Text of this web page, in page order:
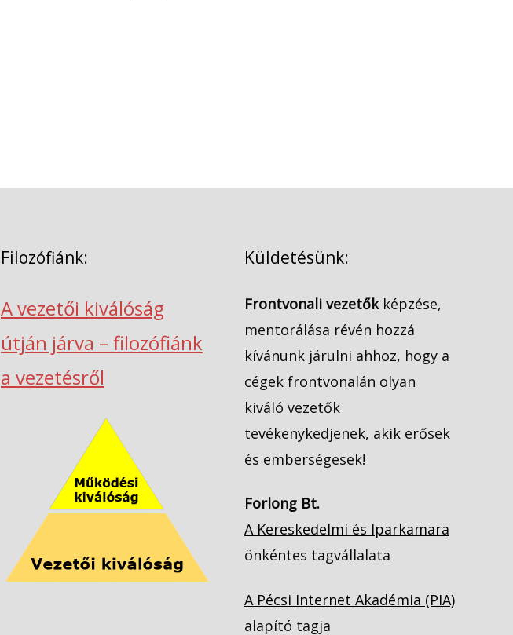
Filozófiánk:
A vezetői kiválóság
útján járva – filozófiánk
a vezetésről
Küldetésünk:
Frontvonali vezetőkképzése,
mentorálása révén hozzá
kívánunk járulni ahhoz, hogy a
cégek frontvonalán olyan
kiváló vezetők
tevékenykedjenek, akik erősek
és emberségesek!
Forlong Bt.
A Kereskedelmi és Iparkamara
önkéntes tagvállalata
A Pécsi Internet Akadémia (PIA)
alapító tagja